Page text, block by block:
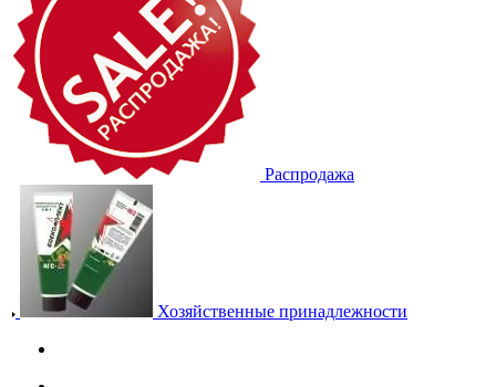
Распродажа
Хозяйственные принадлежности